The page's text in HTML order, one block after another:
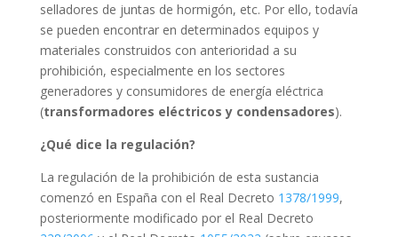
selladores de juntas de hormigón, etc. Por ello, todavía
se pueden encontrar en determinados equipos y
materiales construidos con anterioridad a su
prohibición, especialmente en los sectores
generadores y consumidores de energía eléctrica
(transformadores eléctricos y condensadores).
¿Qué dice la regulación?
La regulación de la prohibición de esta sustancia
comenzó en España con el Real Decreto 1378/1999,
posteriormente modificado por el Real Decreto